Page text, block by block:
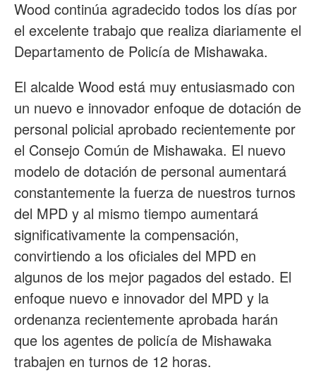
Wood continúa agradecido todos los días por
el excelente trabajo que realiza diariamente el
Departamento de Policía de Mishawaka.
El alcalde Wood está muy entusiasmado con
un nuevo e innovador enfoque de dotación de
personal policial aprobado recientemente por
el Consejo Común de Mishawaka. El nuevo
modelo de dotación de personal aumentará
constantemente la fuerza de nuestros turnos
del MPD y al mismo tiempo aumentará
significativamente la compensación,
convirtiendo a los oficiales del MPD en
algunos de los mejor pagados del estado. El
enfoque nuevo e innovador del MPD y la
ordenanza recientemente aprobada harán
que los agentes de policía de Mishawaka
trabajen en turnos de 12 horas.